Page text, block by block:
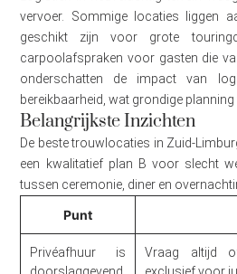
vervoer. Sommige locaties liggen
geschikt zijn voor grote
carpoolafspraken voor gasten die
onderschatten de impact van
bereikbaarheid, wat grondige planning
Belangrijkste Inzichten
De beste trouwlocaties in Zuid-
een kwalitatief plan B voor slecht
tussen ceremonie, diner en
Punt
Privéafhuur is
Vraag altijd